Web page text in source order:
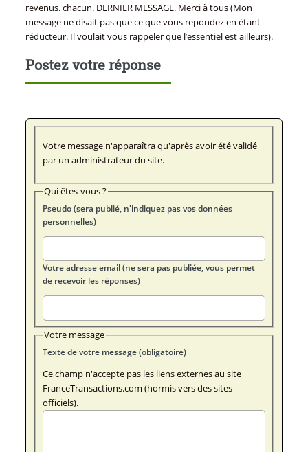
revenus. chacun. DERNIER MESSAGE. Merci à tous (Mon
message ne disait pas que ce que vous repondez en étant
réducteur. Il voulait vous rappeler que l’essentiel est ailleurs).
Postez votre réponse
Votre message n'apparaîtra qu'après avoir été validé
par un administrateur du site.
Qui êtes-vous ?
Pseudo (sera publié, n'indiquez pas vos données
personnelles)
Votre adresse email (ne sera pas publiée, vous permet
de recevoir les réponses)
Votre message
Texte de votre message (obligatoire)
Ce champ n'accepte pas les liens externes au site
FranceTransactions.com (hormis vers des sites
officiels).